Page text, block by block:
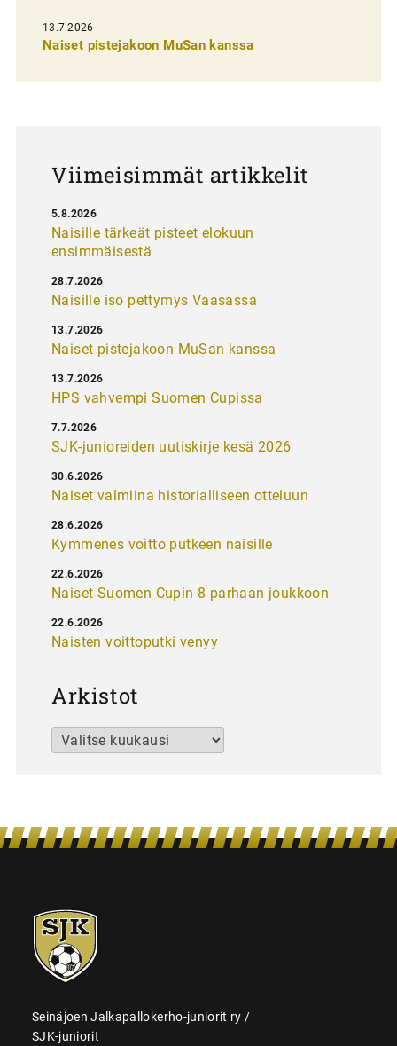
e
13.7.2026
Naiset pistejakoon MuSan kanssa
Viimeisimmät artikkelit
Naisille tärkeät pisteet elokuun
ensimmäisestä
5.8.2026
Naisille iso pettymys Vaasassa
28.7.2026
Naiset pistejakoon MuSan kanssa
13.7.2026
HPS vahvempi Suomen Cupissa
13.7.2026
SJK-junioreiden uutiskirje kesä 2026
7.7.2026
Naiset valmiina historialliseen otteluun
30.6.2026
Kymmenes voitto putkeen naisille
28.6.2026
Naiset Suomen Cupin 8 parhaan joukkoon
22.6.2026
Naisten voittoputki venyy
22.6.2026
Arkistot
Arkistot
SJK-
juniorit
Seinäjoen Jalkapallokerho-juniorit ry /
SJK-juniorit